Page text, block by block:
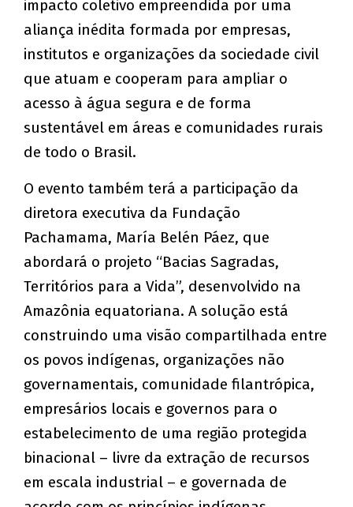
impacto coletivo empreendida por uma
aliança inédita formada por empresas,
institutos e organizações da sociedade civil
que atuam e cooperam para ampliar o
acesso à água segura e de forma
sustentável em áreas e comunidades rurais
de todo o Brasil.
O evento também terá a participação da
diretora executiva da Fundação
Pachamama, María Belén Páez, que
abordará o projeto “Bacias Sagradas,
Territórios para a Vida”, desenvolvido na
Amazônia equatoriana. A solução está
construindo uma visão compartilhada entre
os povos indígenas, organizações não
governamentais, comunidade filantrópica,
empresários locais e governos para o
estabelecimento de uma região protegida
binacional – livre da extração de recursos
em escala industrial – e governada de